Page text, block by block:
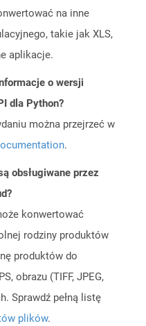
na inne
takie jak XLS,
aplikacje.
o wersji
dla Python?
można przejrzeć w
.
obsługiwane przez
konwertować
rodziny produktów
produktów do
obrazu (TIFF, JPEG,
Sprawdź pełną listę
plików.